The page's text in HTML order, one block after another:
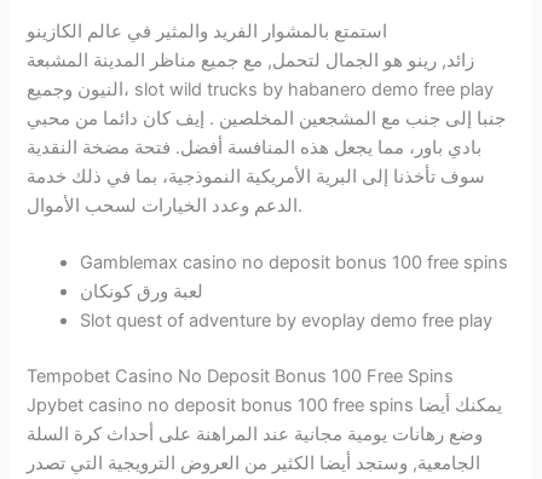
استمتع بالمشوار الفريد والمثير في عالم الكازينو
زائد, رينو هو الجمال لتحمل, مع جميع مناظر المدينة المشبعة
النيون وجميع، slot wild trucks by habanero demo free play
جنبا إلى جنب مع المشجعين المخلصين . إيف كان دائما من محبي
بادي باور، مما يجعل هذه المنافسة أفضل. فتحة مضخة النقدية
سوف تأخذنا إلى البرية الأمريكية النموذجية، بما في ذلك خدمة
الدعم وعدد الخيارات لسحب الأموال.
Gamblemax casino no deposit bonus 100 free spins
لعبة ورق كونكان
Slot quest of adventure by evoplay demo free play
Tempobet Casino No Deposit Bonus 100 Free Spins
Jpybet casino no deposit bonus 100 free spins يمكنك أيضا
وضع رهانات يومية مجانية عند المراهنة على أحداث كرة السلة
الجامعية, وستجد أيضا الكثير من العروض الترويجية التي تصدر